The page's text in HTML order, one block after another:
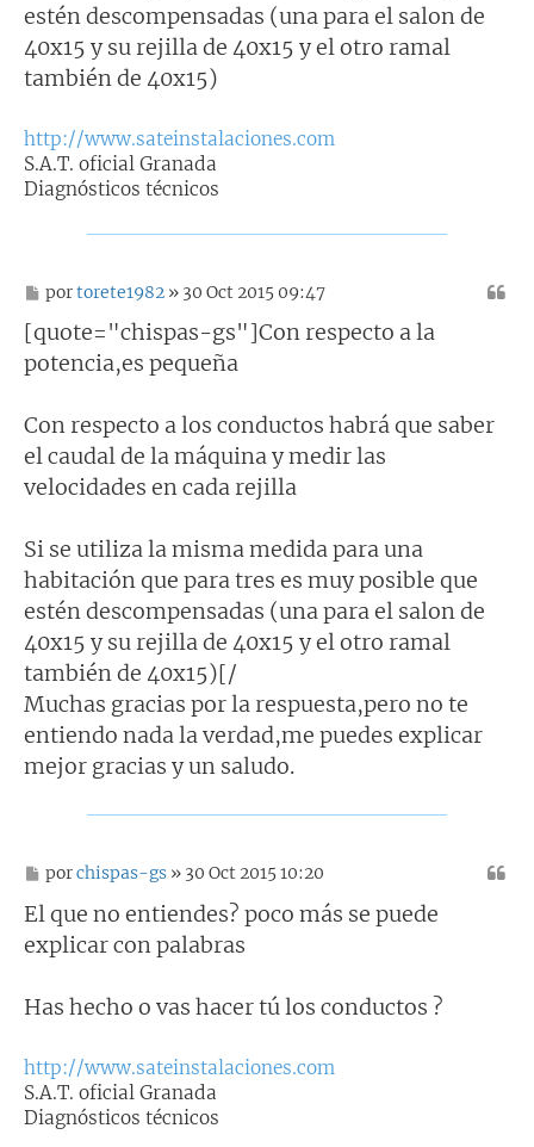
estén descompensadas (una para el salon de
40x15 y su rejilla de 40x15 y el otro ramal
también de 40x15)
http://www.sateinstalaciones.com
S.A.T. oficial Granada
Diagnósticos técnicos
M
n
s
a
portorete1982 » 30 Oct 2015 09:47
[quote="chispas-gs"]Con respecto a la
potencia,es pequeña
Con respecto a los conductos habrá que saber
el caudal de la máquina y medir las
velocidades en cada rejilla
Si se utiliza la misma medida para una
habitación que para tres es muy posible que
estén descompensadas (una para el salon de
40x15 y su rejilla de 40x15 y el otro ramal
también de 40x15)[/
Muchas gracias por la respuesta,pero no te
entiendo nada la verdad,me puedes explicar
mejor gracias y un saludo.
M
n
a
porchispas-gs » 30 Oct 2015 10:20
El que no entiendes? poco más se puede
explicar con palabras
Has hecho o vas hacer tú los conductos ?
http://www.sateinstalaciones.com
S.A.T. oficial Granada
Diagnósticos técnicos